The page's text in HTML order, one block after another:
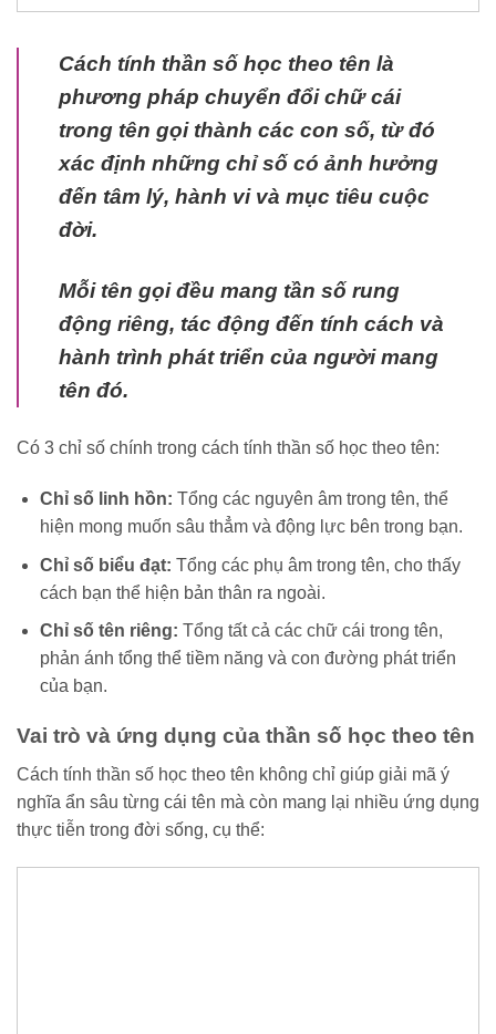
Cách tính thần số học theo tên là
phương pháp chuyển đổi chữ cái
trong tên gọi thành các con số, từ đó
xác định những chỉ số có ảnh hưởng
đến tâm lý, hành vi và mục tiêu cuộc
đời.
Mỗi tên gọi đều mang tần số rung
động riêng, tác động đến tính cách và
hành trình phát triển của người mang
tên đó.
Có 3 chỉ số chính trong cách tính thần số học theo tên:
Chỉ số linh hồn: Tổng các nguyên âm trong tên, thể
hiện mong muốn sâu thẳm và động lực bên trong bạn.
Chỉ số biểu đạt: Tổng các phụ âm trong tên, cho thấy
cách bạn thể hiện bản thân ra ngoài.
Chỉ số tên riêng: Tổng tất cả các chữ cái trong tên,
phản ánh tổng thể tiềm năng và con đường phát triển
của bạn.
Vai trò và ứng dụng của thần số học theo tên
Cách tính thần số học theo tên không chỉ giúp giải mã ý
nghĩa ẩn sâu từng cái tên mà còn mang lại nhiều ứng dụng
thực tiễn trong đời sống, cụ thể: